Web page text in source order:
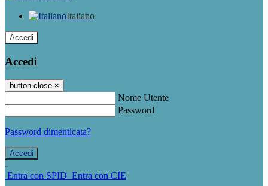
Italiano
Accedi
Accedi
button close ×
Nome Utente
Password
Password dimenticata?
-
Entra con SPID Entra con CIE